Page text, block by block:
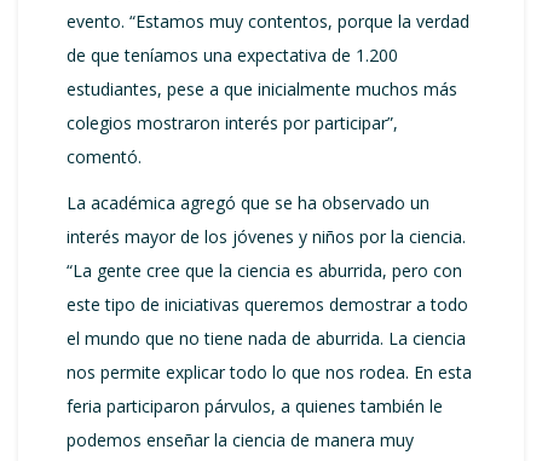
evento. “Estamos muy contentos, porque la verdad
de que teníamos una expectativa de 1.200
estudiantes, pese a que inicialmente muchos más
colegios mostraron interés por participar”,
comentó.
La académica agregó que se ha observado un
interés mayor de los jóvenes y niños por la ciencia.
“La gente cree que la ciencia es aburrida, pero con
este tipo de iniciativas queremos demostrar a todo
el mundo que no tiene nada de aburrida. La ciencia
nos permite explicar todo lo que nos rodea. En esta
feria participaron párvulos, a quienes también le
podemos enseñar la ciencia de manera muy